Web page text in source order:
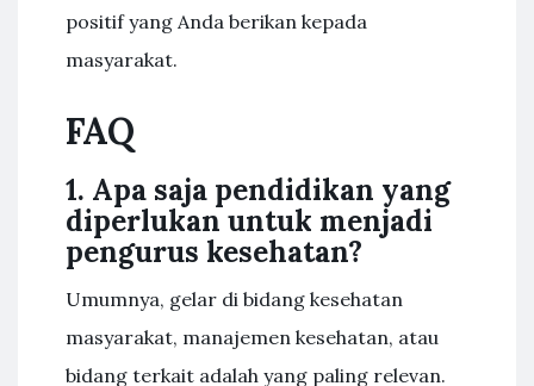
positif yang Anda berikan kepada
masyarakat.
FAQ
1. Apa saja pendidikan yang
diperlukan untuk menjadi
pengurus kesehatan?
Umumnya, gelar di bidang kesehatan
masyarakat, manajemen kesehatan, atau
bidang terkait adalah yang paling relevan.